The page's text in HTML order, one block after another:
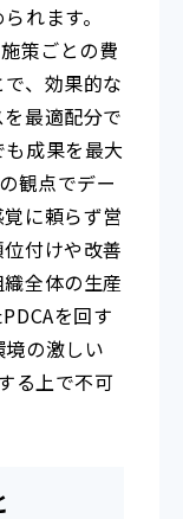
れます。
策ごとの費
、効果的な
最適配分で
成果を最大
観点でデー
に頼らず営
付けや改善
全体の生産
を回す
の激しい
る上で不可